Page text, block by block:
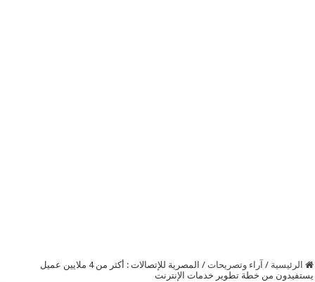
الرئيسية / آراء وتصريحات /
المصرية للإتصالات : أكثر من 4 ملايين عميل
يستفيدون من خطة تطوير خدمات الإنترنت